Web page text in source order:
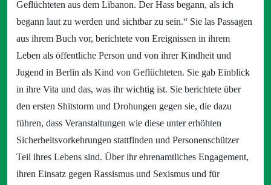
Geflüchteten aus dem Libanon. Der Hass begann, als ich
begann laut zu werden und sichtbar zu sein.“ Sie las Passagen
aus ihrem Buch vor, berichtete von Ereignissen in ihrem
Leben als öffentliche Person und von ihrer Kindheit und
Jugend in Berlin als Kind von Geflüchteten. Sie gab Einblick
in ihre Vita und das, was ihr wichtig ist. Sie berichtete über
den ersten Shitstorm und Drohungen gegen sie, die dazu
führen, dass Veranstaltungen wie diese unter erhöhten
Sicherheitsvorkehrungen stattfinden und Personenschützer
Teil ihres Lebens sind. Über ihr ehrenamtliches Engagement,
ihren Einsatz gegen Rassismus und Sexismus und für